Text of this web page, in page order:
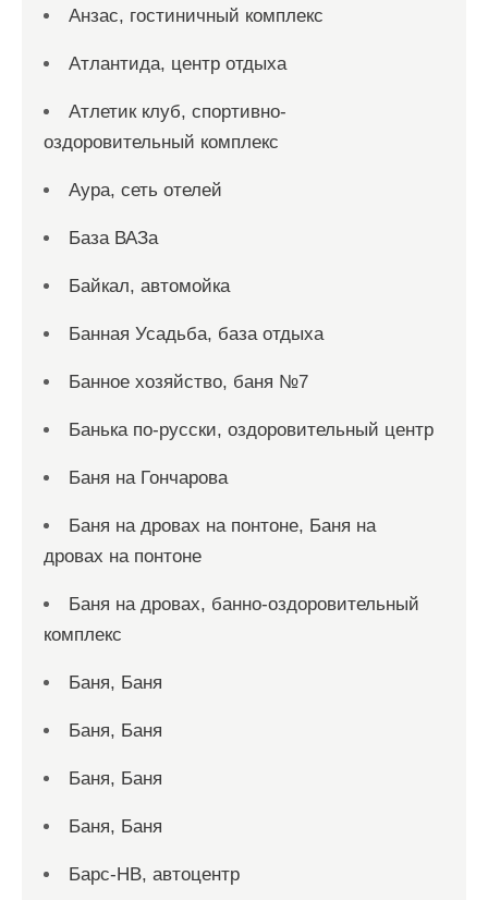
Анзас, гостиничный комплекс
Атлантида, центр отдыха
Атлетик клуб, спортивно-
оздоровительный комплекс
Аура, сеть отелей
База ВАЗа
Байкал, автомойка
Банная Усадьба, база отдыха
Банное хозяйство, баня №7
Банька по-русски, оздоровительный центр
Баня на Гончарова
Баня на дровах на понтоне, Баня на
дровах на понтоне
Баня на дровах, банно-оздоровительный
комплекс
Баня, Баня
Баня, Баня
Баня, Баня
Баня, Баня
Барс-НВ, автоцентр